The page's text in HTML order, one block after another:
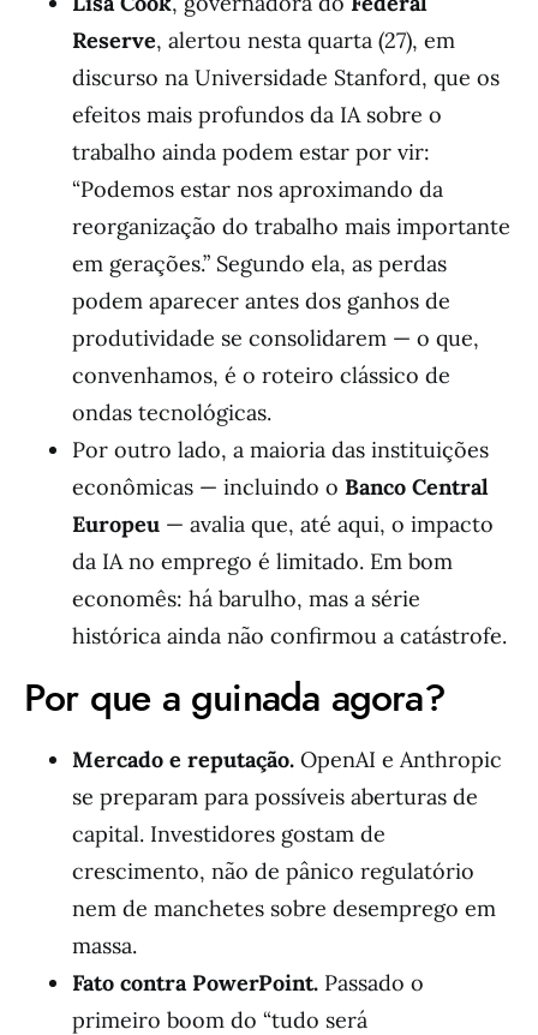
Reserve, alertou nesta quarta (27), em
discurso na Universidade Stanford, que os
efeitos mais profundos da IA sobre o
trabalho ainda podem estar por vir:
“Podemos estar nos aproximando da
reorganização do trabalho mais importante
em gerações.” Segundo ela, as perdas
podem aparecer antes dos ganhos de
produtividade se consolidarem — o que,
convenhamos, é o roteiro clássico de
ondas tecnológicas.
Por outro lado, a maioria das instituições
econômicas — incluindo o Banco Central
Europeu — avalia que, até aqui, o impacto
da IA no emprego é limitado. Em bom
economês: há barulho, mas a série
histórica ainda não confirmou a catástrofe.
Por que a guinada agora?
Mercado e reputação. OpenAI e Anthropic
se preparam para possíveis aberturas de
capital. Investidores gostam de
crescimento, não de pânico regulatório
nem de manchetes sobre desemprego em
massa.
Fato contra PowerPoint. Passado o
primeiro boom do “tudo será